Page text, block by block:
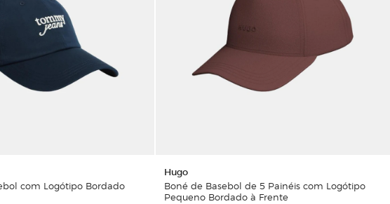
com Logótipo Bordado
Hugo
Boné de Basebol de 5 Painéis com Logótipo
Pequeno Bordado à Frente